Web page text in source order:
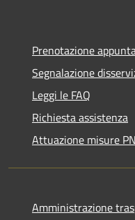
Prenotazione
Segnalazione
Leggi le FAQ
Richiesta assistenza
Attuazione misure
Amministrazione